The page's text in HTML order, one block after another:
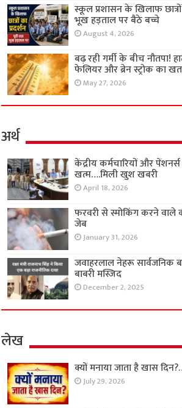
स्कूल प्रशासन के खिलाफ छात्रों
भूख हड़ताल पर बैठे बच्चे
August 4, 2026
बढ़ रही गर्मी के बीच नौतपा!
फेलियर और ब्रेन स्ट्रोक का
May 27, 2026
अर्थ
केंद्रीय कर्मचारियों और
खत्म….मिली खुश खबरी
April 18, 2026
फरवरी से स्मोकिंग करने वाले
जेब
January 31, 2026
जवाहरलाल नेहरू सार्वजनिक
बाबरी मस्जिद
December 2, 2025
लेख
क्यों मनाया जाता है खास
July 29, 2026